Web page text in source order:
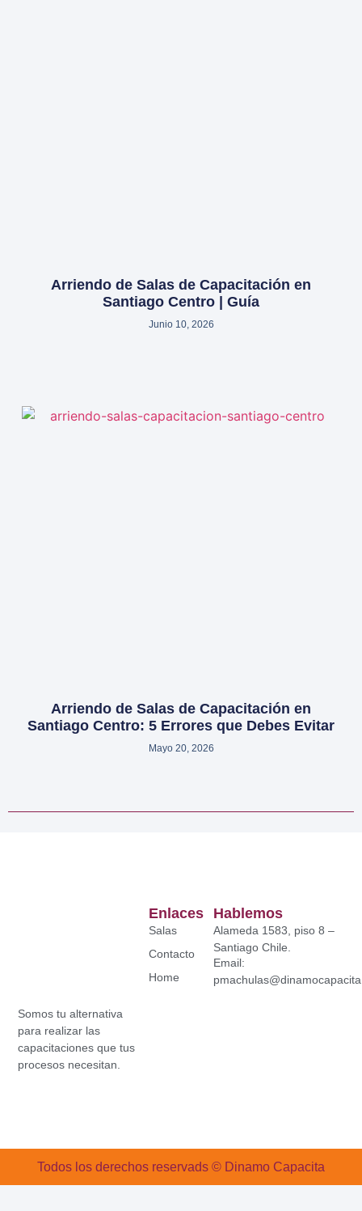
Arriendo de Salas de Capacitación en
Santiago Centro | Guía
Junio 10, 2026
Arriendo de Salas de Capacitación en
Santiago Centro: 5 Errores que Debes Evitar
Mayo 20, 2026
Somos tu alternativa
para realizar las
capacitaciones que tus
procesos necesitan.
Enlaces
Salas
Contacto
Home
Hablemos
Alameda 1583, piso 8 –
Santiago Chile.
Email:
Todos los derechos reservads © Dinamo Capacita